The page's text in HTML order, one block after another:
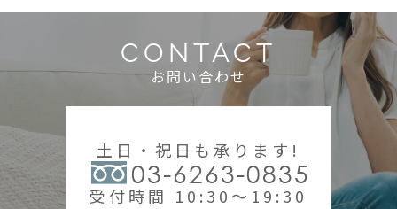
CONTACT
お問い合わせ
土日・祝日も承ります!
03-6263-0835
受付時間 10:30～19:30